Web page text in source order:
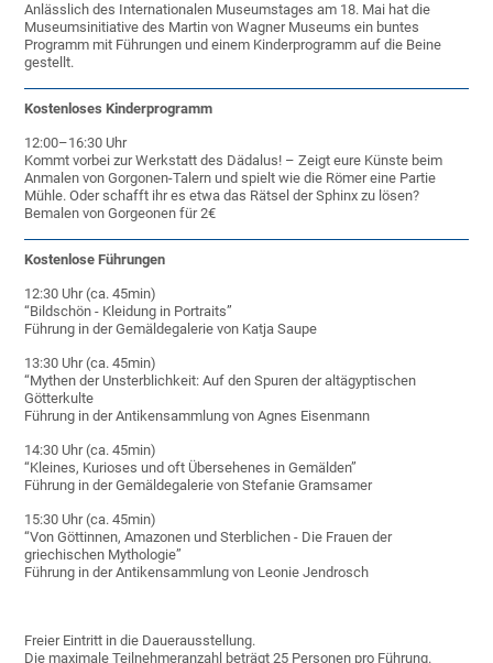
Anlässlich des Internationalen Museumstages am 18. Mai hat die
Museumsinitiative des Martin von Wagner Museums ein buntes
Programm mit Führungen und einem Kinderprogramm auf die Beine
gestellt.
Kostenloses Kinderprogramm
12:00–16:30 Uhr
Kommt vorbei zur Werkstatt des Dädalus! – Zeigt eure Künste beim
Anmalen von Gorgonen-Talern und spielt wie die Römer eine Partie
Mühle. Oder schafft ihr es etwa das Rätsel der Sphinx zu lösen?
Bemalen von Gorgeonen für 2€
Kostenlose Führungen
12:30 Uhr (ca. 45min)
“Bildschön - Kleidung in Portraits”
Führung in der Gemäldegalerie von Katja Saupe
13:30 Uhr (ca. 45min)
“Mythen der Unsterblichkeit: Auf den Spuren der altägyptischen
Götterkulte
Führung in der Antikensammlung von Agnes Eisenmann
14:30 Uhr (ca. 45min)
“Kleines, Kurioses und oft Übersehenes in Gemälden”
Führung in der Gemäldegalerie von Stefanie Gramsamer
15:30 Uhr (ca. 45min)
“Von Göttinnen, Amazonen und Sterblichen - Die Frauen der
griechischen Mythologie”
Führung in der Antikensammlung von Leonie Jendrosch
Freier Eintritt in die Dauerausstellung.
Die maximale Teilnehmeranzahl beträgt 25 Personen pro Führung.